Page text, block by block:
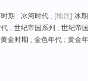
期 ; 冰河时代 ; [地质] 冰期
; 世纪帝国系列 ; 世纪帝
金时期 ; 金色年代 ; 黄金